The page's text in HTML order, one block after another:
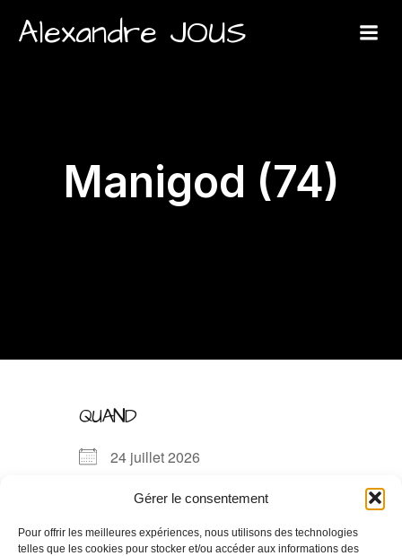
Gérer le consentement
Pour offrir les meilleures expériences, nous utilisons des technologies
telles que les cookies pour stocker et/ou accéder aux informations des
Alexandre JOUS
Manigod (74)
QUAND
24 juillet 2026
AJOUTER AU CALENDRIER